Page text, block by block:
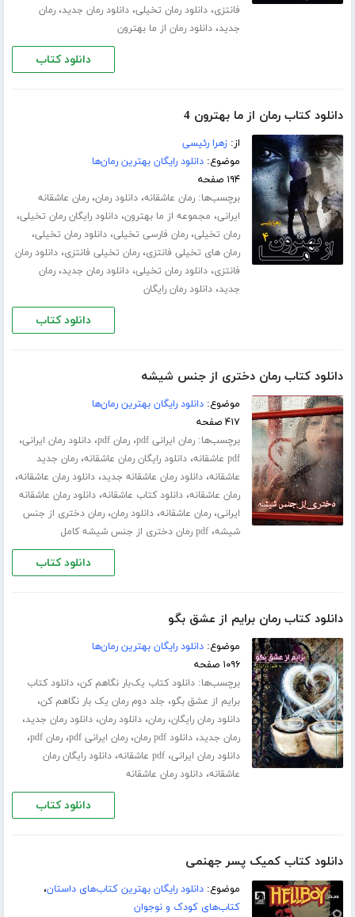
فانتزی،دانلود رمان تخیلی،دانلود رمان جدید،رمان
جدید،دانلود رمان از ما بهترون
دانلود کتاب
دانلود کتاب رمان از ما بهترون 4
از:زهرا رئیسی
موضوع:دانلود رایگان بهترین رمان‌ها
۱۹۴ صفحه
برچسب‌ها:رمان عاشقانه،دانلود رمان،رمان عاشقانه
ایرانی، مجموعه از ما بهترون،دانلود رایگان رمان تخیلی،
رمان تخیلی،رمان فارسی تخیلی،دانلود رمان تخیلی،
رمان های تخیلی فانتزی،رمان تخیلی فانتزی،دانلود رمان
فانتزی،دانلود رمان تخیلی،دانلود رمان جدید،رمان
جدید،دانلود رمان رایگان
دانلود کتاب
دانلود کتاب رمان دختری از جنس شیشه
موضوع:دانلود رایگان بهترین رمان‌ها
۴۱۷ صفحه
برچسب‌ها:رمان ایرانی pdf ،رمان pdf ،دانلود رمان ایرانی،
pdf عاشقانه ،دانلود رایگان رمان عاشقانه،رمان جدید
عاشقانه،دانلود رمان عاشقانه جدید،دانلود رمان عاشقانه،
رمان عاشقانه،دانلود کتاب عاشقانه،دانلود رمان عاشقانه
ایرانی،رمان عاشقانه،دانلود رمان،رمان دختری از جنس
شیشه،pdf رمان دختری از جنس شیشه کامل
دانلود کتاب
دانلود کتاب رمان برایم از عشق بگو
موضوع:دانلود رایگان بهترین رمان‌ها
۱۰۹۶ صفحه
برچسب‌ها:دانلود کتاب یک‌بار نگاهم کن،دانلود کتاب
برایم از عشق بگو، جلد دوم رمان یک بار نگاهم کن،
دانلود رمان رایگان،رمان،دانلود رمان،دانلود رمان جدید،
رمان جدید،دانلود pdf رمان ،رمان ایرانی pdf ،رمان pdf ،
دانلود رمان ایرانی،pdf عاشقانه ،دانلود رایگان رمان
عاشقانه،دانلود رمان عاشقانه
دانلود کتاب
دانلود کتاب کمیک پسر جهنمی
موضوع:دانلود رایگان بهترین کتاب‌های داستان،
کتاب‌های کودک و نوجوان